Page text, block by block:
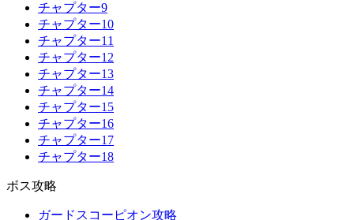
チャプター9
チャプター10
チャプター11
チャプター12
チャプター13
チャプター14
チャプター15
チャプター16
チャプター17
チャプター18
ボス攻略
ガードスコーピオン攻略